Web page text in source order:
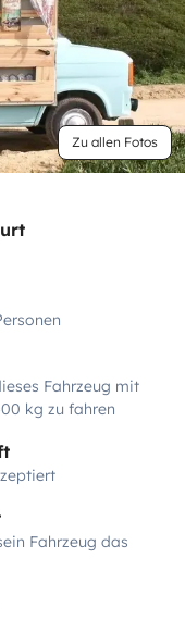
Zu allen Fotos
Fahrzeug mit
kg zu fahren
Fahrzeug das